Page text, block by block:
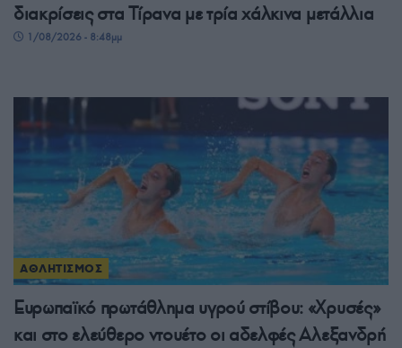
διακρίσεις στα Τίρανα με τρία χάλκινα μετάλλια
1/08/2026 - 8:48μμ
ΑΘΛΗΤΙΣΜΟΣ
Ευρωπαϊκό πρωτάθλημα υγρού στίβου: «Χρυσές»
και στο ελεύθερο ντουέτο οι αδελφές Αλεξανδρή